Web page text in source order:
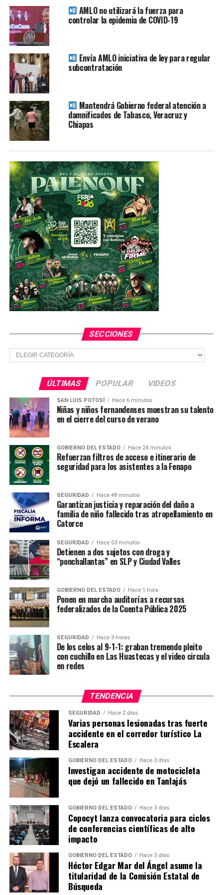
TEMAS RELACIONADOS
TIJUANA
YA VIENE
Cierran la frontera en Tijuana tras intento de ingreso
de la Caravana Migrante
NO TE PIERDAS
Asegura El Chapo que Peña Nieto y Calderón recibieron
sobornos del cártel de Sinaloa
AMLO no utilizará la fuerza para
controlar la epidemia de COVID-19
Envía AMLO iniciativa de ley para regular
subcontratación
Mantendrá Gobierno federal atención a
damnificados de Tabasco, Veracruz y
Chiapas
SECCIONES
Secciones
ÚLTIMAS POPULAR VIDEOS
SAN LUIS POTOSÍ Hace 6 minutos
Niñas y niños fernandenses muestran su talento
en el cierre del curso de verano
GOBIERNO DEL ESTADO Hace 24 minutos
Refuerzan filtros de acceso e itinerario de
seguridad para los asistentes a la Fenapo
SEGURIDAD Hace 48 minutos
Garantizan justicia y reparación del daño a
familia de niño fallecido tras atropellamiento en
Catorce
SEGURIDAD Hace 53 minutos
Detienen a dos sujetos con droga y
“ponchallantas” en SLP y Ciudad Valles
GOBIERNO DEL ESTADO Hace 1 hora
Ponen en marcha auditorías a recursos
federalizados de la Cuenta Pública 2025
SEGURIDAD Hace 3 horas
De los celos al 9-1-1: graban tremendo pleito
con cuchillo en Las Huastecas y el video circula
en redes
TENDENCIA
SEGURIDAD Hace 2 días
Varias personas lesionadas tras fuerte
accidente en el corredor turístico La
Escalera
GOBIERNO DEL ESTADO Hace 3 días
Investigan accidente de motocicleta
que dejó un fallecido en Tanlajás
GOBIERNO DEL ESTADO Hace 3 días
Copocyt lanza convocatoria para ciclos
de conferencias científicas de alto
impacto
GOBIERNO DEL ESTADO Hace 3 días
Héctor Edgar Mar del Ángel asume la
titularidad de la Comisión Estatal de
Búsqueda